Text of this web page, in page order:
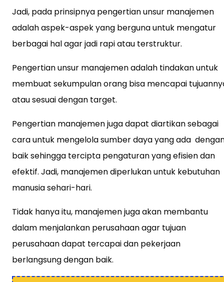
Jadi, pada prinsipnya pengertian unsur manajemen
adalah aspek-aspek yang berguna untuk mengatur
berbagai hal agar jadi rapi atau terstruktur.
Pengertian unsur manajemen adalah tindakan untuk
membuat sekumpulan orang bisa mencapai
atau sesuai dengan target.
Pengertian manajemen juga dapat diartikan sebagai
cara untuk mengelola sumber daya yang ada
baik sehingga tercipta pengaturan yang efisien dan
efektif. Jadi, manajemen diperlukan untuk kebutuhan
manusia sehari-hari.
Tidak hanya itu, manajemen juga akan membantu
dalam menjalankan perusahaan agar tujuan
perusahaan dapat tercapai dan pekerjaan
berlangsung dengan baik.